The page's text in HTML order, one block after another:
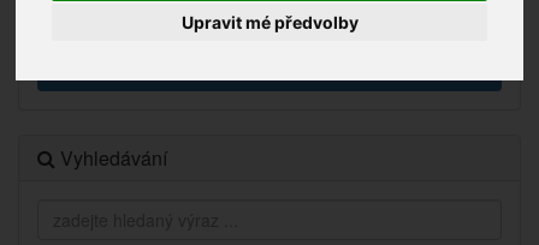
Upravit mé předvolby
Vyhledávání